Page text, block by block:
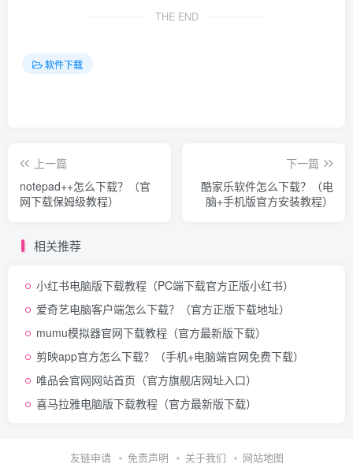
THE END
软件下载
上一篇
notepad++怎么下载？（官
网下载保姆级教程）
下一篇
酷家乐软件怎么下载？（电
脑+手机版官方安装教程）
相关推荐
小红书电脑版下载教程（PC端下载官方正版小红书）
爱奇艺电脑客户端怎么下载？（官方正版下载地址）
mumu模拟器官网下载教程（官方最新版下载）
剪映app官方怎么下载？（手机+电脑端官网免费下载）
唯品会官网网站首页（官方旗舰店网址入口）
喜马拉雅电脑版下载教程（官方最新版下载）
友链申请 免责声明 关于我们 网站地图